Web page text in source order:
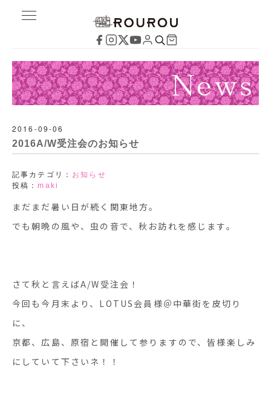
2016-09-06
2016A/W受注会のお知らせ
記事カテゴリ： お知らせ
投稿：maki
まだまだ暑い日が続く関東地方。
でも朝晩の風や、虫の音で、秋お訪れを感じます。
さて秋と言えばA/W受注会！
今回も今月末より、LOTUS会員様＠中華街を皮切り
に、
京都、広島、原宿と開催して参りますので、皆様楽しみ
にしていて下さいネ！！